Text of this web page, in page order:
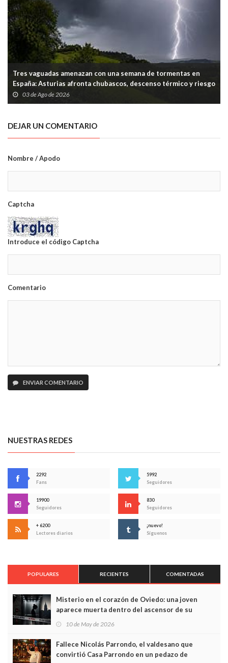
Tres vaguadas amenazan con una semana de tormentas en
España: Asturias afronta chubascos, descenso térmico y riesgo
puntual en la Cordillera
03 de Ago de 2026
DEJAR UN COMENTARIO
Nombre / Apodo
Captcha
Introduce el código Captcha
Comentario
ENVIAR COMENTARIO
NUESTRAS REDES
2292
Fans
5992
Seguidores
19900
Seguidores
830
Seguidores
+ 6200
Lectores diarios
¡nuevo!
Síguenos
POPULARES RECIENTES COMENTADAS
Misterio en el corazón de Oviedo: una joven
aparece muerta dentro del ascensor de su
edificio y las cámaras captan sus últimos minutos
10 de May de 2026
Fallece Nicolás Parrondo, el valdesano que
convirtió Casa Parrondo en un pedazo de